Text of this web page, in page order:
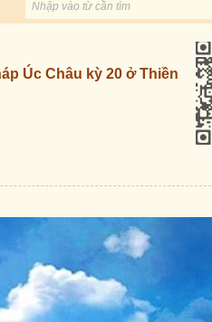
Úc Châu kỳ 20 ở Thiền